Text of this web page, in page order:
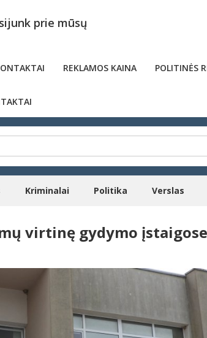
prie mūsų
REKLAMOS KAINA POLITINĖS
Kriminalai Politika Verslas
virtinę gydymo